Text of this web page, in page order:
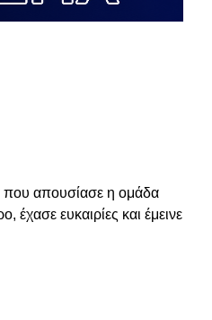
απουσίασε η ομάδα
ευκαιρίες και έμεινε